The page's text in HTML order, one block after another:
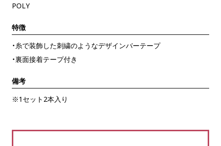
POLY
特徴
・糸で装飾した刺繍のようなデザインバーテープ
・裏面接着テープ付き
備考
※1セット2本入り